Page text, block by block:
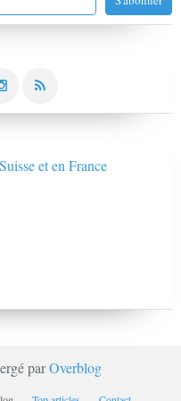
et en France
parOverblog